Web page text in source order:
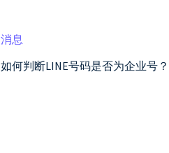
消息
如何判断LINE号码是否为企业号